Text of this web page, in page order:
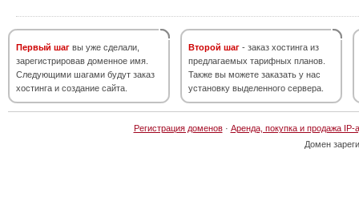
Первый шаг вы уже сделали,
зарегистрировав доменное имя.
Следующими шагами будут заказ
хостинга и создание сайта.
Второй шаг - заказ хостинга из
предлагаемых тарифных планов.
Также вы можете заказать у нас
установку выделенного сервера.
Регистрация доменов· Аренда, покупка и продажа IP-
Домен